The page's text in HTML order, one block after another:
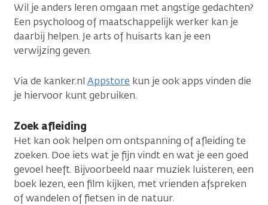
Wil je anders leren omgaan met angstige gedachten?
Een psycholoog of maatschappelijk werker kan je
daarbij helpen. Je arts of huisarts kan je een
verwijzing geven.
Via de kanker.nl Appstore kun je ook apps vinden die
je hiervoor kunt gebruiken.
Zoek afleiding
Het kan ook helpen om ontspanning of afleiding te
zoeken. Doe iets wat je fijn vindt en wat je een goed
gevoel heeft. Bijvoorbeeld naar muziek luisteren, een
boek lezen, een film kijken, met vrienden afspreken
of wandelen of fietsen in de natuur.